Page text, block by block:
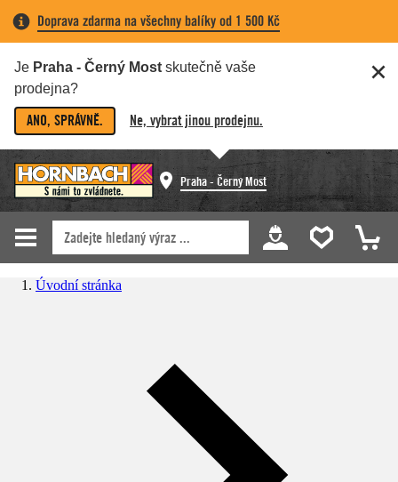
Doprava zdarma na všechny balíky od 1 500 Kč
Je Praha - Černý Most skutečně vaše
prodejna?
ANO, SPRÁVNĚ. Ne, vybrat jinou prodejnu.
Praha - Černý Most
Úvodní stránka